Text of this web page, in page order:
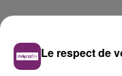
Le respect de